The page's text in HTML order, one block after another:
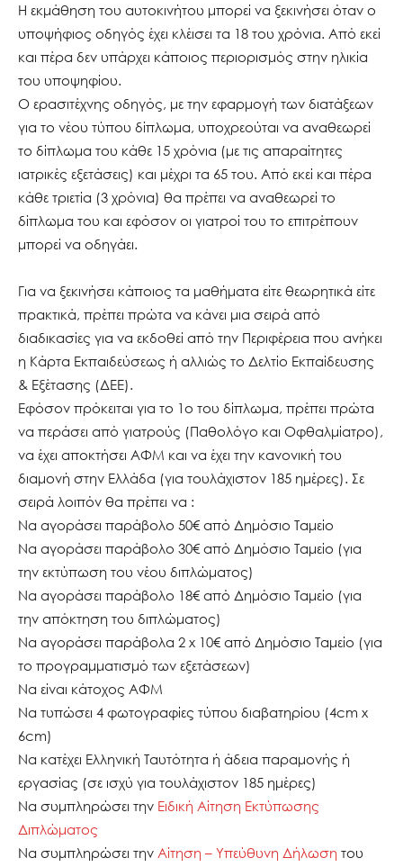
Η εκμάθηση του αυτοκινήτου μπορεί να ξεκινήσει όταν ο
υποψήφιος οδηγός έχει κλέισει τα 18 του χρόνια. Από εκεί
και πέρα δεν υπάρχει κάποιος περιορισμός στην ηλικία
του υποψηφίου.
Ο ερασιτέχνης οδηγός, με την εφαρμογή των διατάξεων
για το νέου τύπου δίπλωμα, υποχρεούται να αναθεωρεί
το δίπλωμα του κάθε 15 χρόνια (με τις απαραίτητες
ιατρικές εξετάσεις) και μέχρι τα 65 του. Από εκεί και πέρα
κάθε τριετία (3 χρόνια) θα πρέπει να αναθεωρεί το
δίπλωμα του και εφόσον οι γιατροί του το επιτρέπουν
μπορεί να οδηγάει.
Για να ξεκινήσει κάποιος τα μαθήματα είτε θεωρητικά είτε
πρακτικά, πρέπει πρώτα να κάνει μια σειρά από
διαδικασίες για να εκδοθεί από την Περιφέρεια που ανήκει
η Κάρτα Εκπαιδεύσεως ή αλλιώς το Δελτίο Εκπαίδευσης
& Εξέτασης (ΔΕΕ).
Εφόσον πρόκειται για το 1ο του δίπλωμα, πρέπει πρώτα
να περάσει από γιατρούς (Παθολόγο και Οφθαλμίατρο),
να έχει αποκτήσει ΑΦΜ και να έχει την κανονική του
διαμονή στην Ελλάδα (για τουλάχιστον 185 ημέρες). Σε
σειρά λοιπόν θα πρέπει να :
Να αγοράσει παράβολο 50€ από Δημόσιο Ταμείο
Να αγοράσει παράβολο 30€ από Δημόσιο Ταμείο (για
την εκτύπωση του νέου διπλώματος)
Nα αγοράσει παράβολο 18€ από Δημόσιο Ταμείο (για
την απόκτηση του διπλώματος)
Να αγοράσει παράβολα 2 x 10€ από Δημόσιο Ταμείο (για
το προγραμματισμό των εξετάσεων)
Να είναι κάτοχος ΑΦΜ
Να τυπώσει 4 φωτογραφίες τύπου διαβατηρίου (4cm x
6cm)
Να κατέχει Ελληνική Ταυτότητα ή άδεια παραμονής ή
εργασίας (σε ισχύ για τουλάχιστον 185 ημέρες)
Να συμπληρώσει την Ειδική Αίτηση Εκτύπωσης
Διπλώματος
Να συμπληρώσει την Αίτηση – Υπεύθυνη Δήλωση του